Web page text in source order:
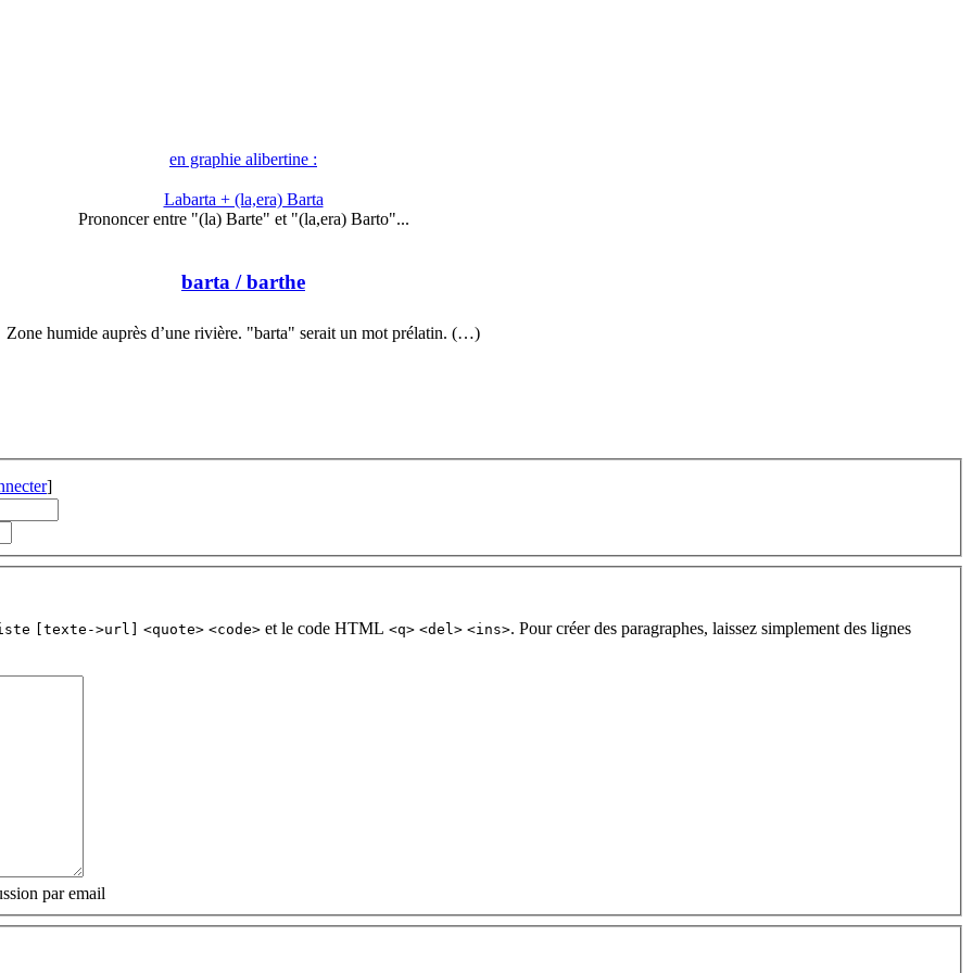
en graphie alibertine :
Labarta + (la,era) Barta
Prononcer entre "(la) Barte" et "(la,era) Barto"...
barta / barthe
Zone humide auprès d’une rivière. "barta" serait un mot prélatin. (…)
]
[texte->url] <quote> <code> et le code HTML <q> <del> <ins>. Pour créer des paragraphes, laissez simplement des lignes
par email